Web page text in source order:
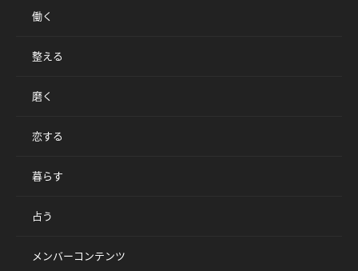
働く
整える
磨く
恋する
暮らす
占う
メンバーコンテンツ